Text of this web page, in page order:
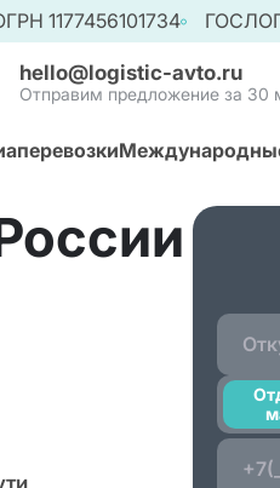
1177456101734
hello@logistic-avto.ru
Отправим предложение за 30